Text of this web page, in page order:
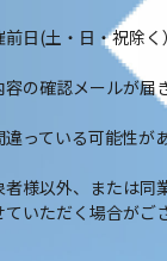
日(土・日・祝除く
の確認メールが届
違っている可能性が
様以外、または同
いただく場合がご